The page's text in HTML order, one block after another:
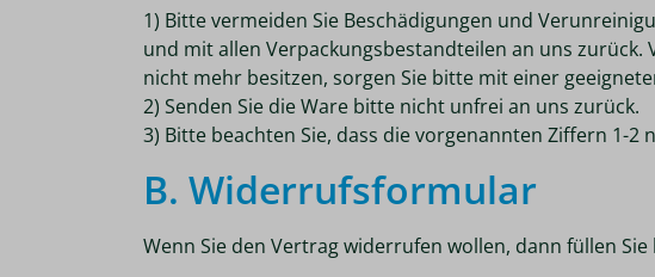
1) Bitte vermeiden Sie Beschädigungen und
und mit allen Verpackungsbestandteilen an uns zurück.
nicht mehr besitzen, sorgen Sie bitte mit einer
2) Senden Sie die Ware bitte nicht unfrei an uns zurück.
3) Bitte beachten Sie, dass die vorgenannten Ziffern 1-
B. Widerrufsformular
Wenn Sie den Vertrag widerrufen wollen, dann füllen